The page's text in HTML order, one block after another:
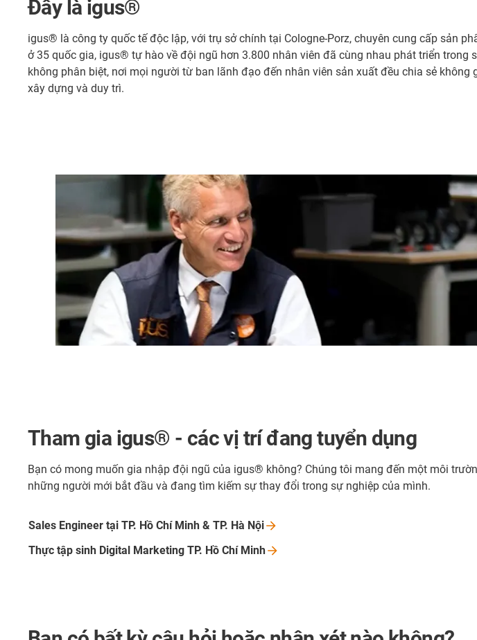
Đây là igus®
igus® là công ty quốc tế độc lập, với trụ sở chính tại Cologne-Porz, chuyên cung cấp sản
ở 35 quốc gia, igus® tự hào về đội ngũ hơn 3.800 nhân viên đã cùng nhau phát triển
không phân biệt, nơi mọi người từ ban lãnh đạo đến nhân viên sản xuất đều chia sẻ
xây dựng và duy trì.
Tham gia igus® - các vị trí đang tuyển dụng
Bạn có mong muốn gia nhập đội ngũ của igus® không? Chúng tôi mang đến một môi
những người mới bắt đầu và đang tìm kiếm sự thay đổi trong sự nghiệp của mình.
Sales Engineer tại TP. Hồ Chí Minh & TP. Hà Nội
Thực tập sinh Digital Marketing TP. Hồ Chí Minh